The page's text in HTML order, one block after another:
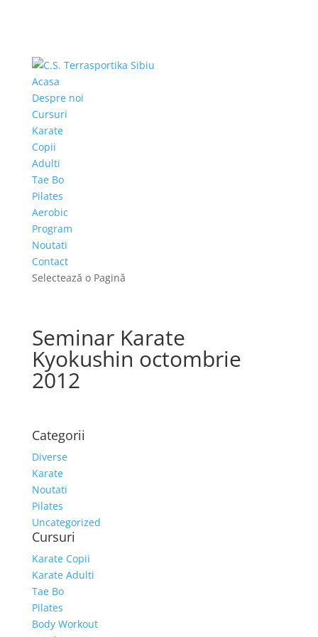
Acasa
Despre noi
Cursuri
Karate
Copii
Adulti
Tae Bo
Pilates
Aerobic
Program
Noutati
Contact
Selectează o Pagină
Seminar Karate
Kyokushin octombrie
2012
Categorii
Diverse
Karate
Noutati
Pilates
Uncategorized
Cursuri
Karate Copii
Karate Adulti
Tae Bo
Pilates
Body Workout